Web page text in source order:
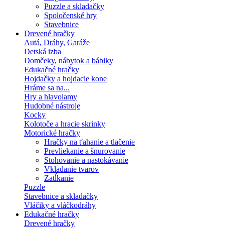
Puzzle a skladačky
Spoločenské hry
Stavebnice
Drevené hračky
Autá, Dráhy, Garáže
Detská izba
Domčeky, nábytok a bábiky
Edukačné hračky
Hojdačky a hojdacie kone
Hráme sa na...
Hry a hlavolamy
Hudobné nástroje
Kocky
Kolotoče a hracie skrinky
Motorické hračky
Hračky na ťahanie a tlačenie
Prevliekanie a šnurovanie
Stohovanie a nastokávanie
Vkladanie tvarov
Zatĺkanie
Puzzle
Stavebnice a skladačky
Vláčiky a vláčkodráhy
Edukačné hračky
Drevené hračky